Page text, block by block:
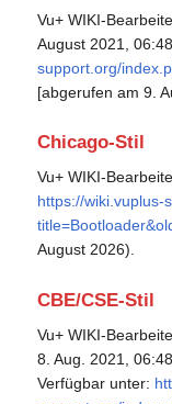
Vu+ WIKI-
August 2021,
support.org/
[abgerufen am 9.
Chicago-Stil
Vu+ WIKI-
https://wiki.vuplus-
August 2026).
CBE/CSE-Stil
Vu+ WIKI-
8. Aug. 2021,
Verfügbar unter: